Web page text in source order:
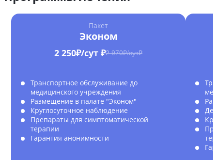
Пакет
Эконом
2 250₽/сут ₽2 970₽/сут₽
Транспортное обслуживание до
медицинского учреждения
Размещение в палате "Эконом"
Круглосуточное наблюдение
Препараты для симптоматической
терапии
Гарантия анонимности